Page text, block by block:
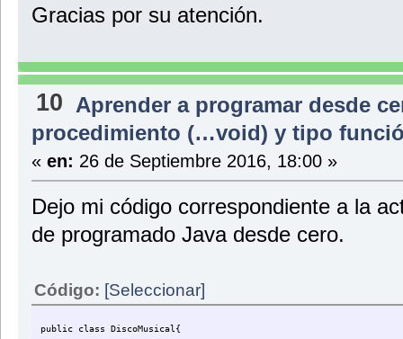
public String gerEspecialidad(){
}
Gracias por su atención.
10 Aprender a programar desde
procedimiento (…void) y tipo
« en: 26 de Septiembre 2016, 18:00 »
Dejo mi código correspondiente a la
de programado Java desde cero.
Código: [Seleccionar]
public class DiscoMusical{